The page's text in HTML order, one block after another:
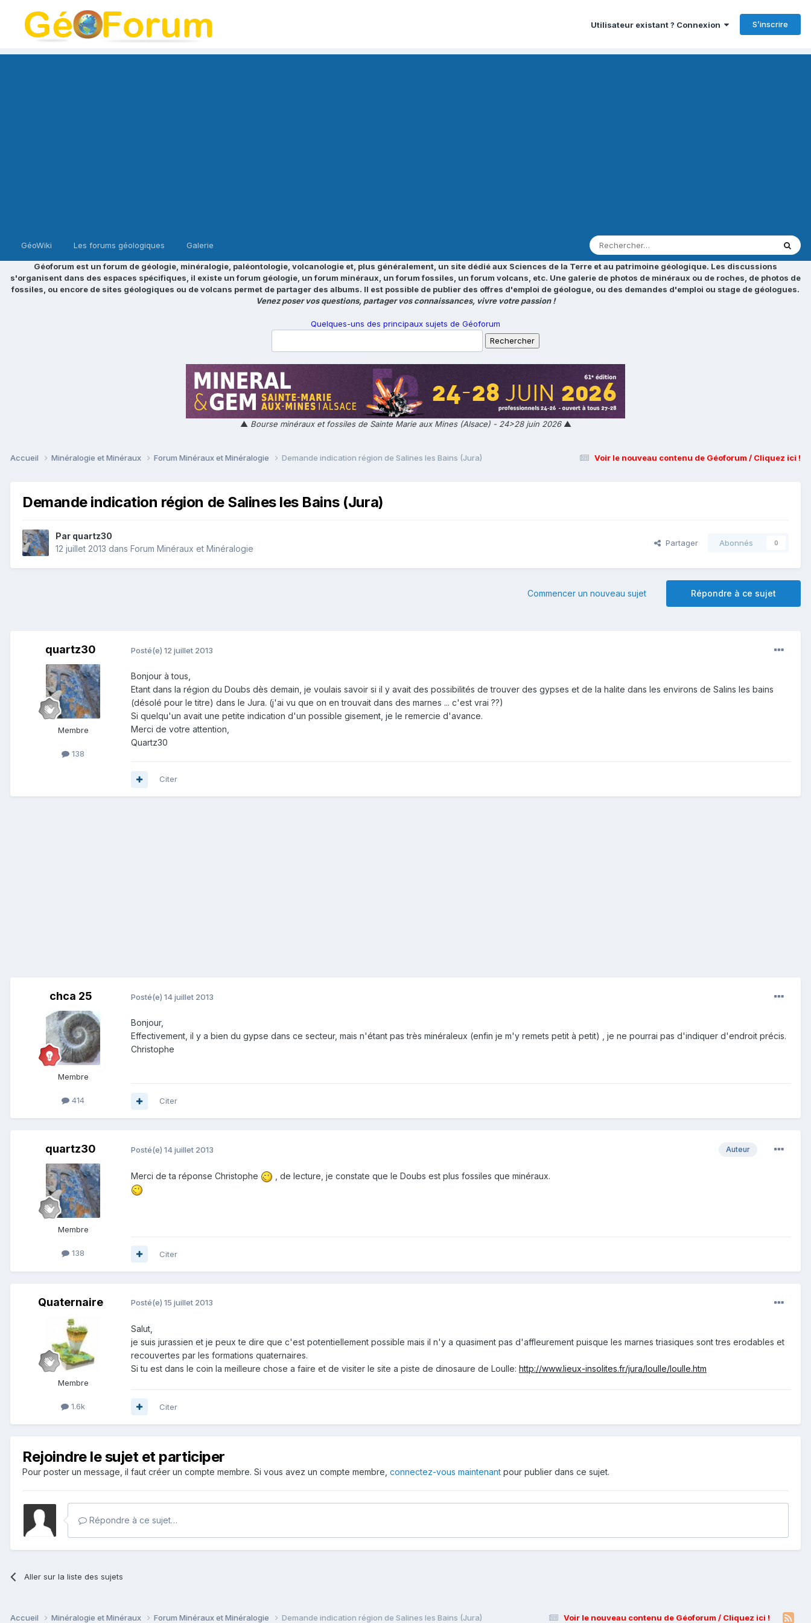
Utilisateur existant ? Connexion S’inscrire
GéoWiki Les forums géologiques Galerie
Géoforum est un forum de géologie, minéralogie, paléontologie, volcanologie et, plus généralement, un site dédié aux Sciences de la Terre et au patrimoine géologique. Les discussions
s'organisent dans des espaces spécifiques, il existe un forum géologie, un forum minéraux, un forum fossiles, un forum volcans, etc. Une galerie de photos de minéraux ou de roches, de photos de
fossiles, ou encore de sites géologiques ou de volcans permet de partager des albums. Il est possible de publier des offres d'emploi de géologue, ou des demandes d'emploi ou stage de géologues.
Venez poser vos questions, partager vos connaissances, vivre votre passion !
Quelques-uns des principaux sujets de Géoforum
▲ Bourse minéraux et fossiles de Sainte Marie aux Mines (Alsace) - 24>28 juin 2026▲
Voir le nouveau contenu de Géoforum / Cliquez ici !
Accueil Minéralogie et Minéraux Forum Minéraux et Minéralogie Demande indication région de Salines les Bains (Jura)
Demande indication région de Salines les Bains (Jura)
Par quartz30
12 juillet 2013 dans Forum Minéraux et Minéralogie
Partager Abonnés 0
Répondre à ce sujet
Commencer un nouveau sujet
quartz30
Membre
138
Posté(e) 12 juillet 2013
Bonjour à tous,
Etant dans la région du Doubs dès demain, je voulais savoir si il y avait des possibilités de trouver des gypses et de la halite dans les environs de Salins les bains
(désolé pour le titre) dans le Jura. (j'ai vu que on en trouvait dans des marnes ... c'est vrai ??)
Si quelqu'un avait une petite indication d'un possible gisement, je le remercie d'avance.
Merci de votre attention,
Quartz30
Citer
chca 25
Membre
414
Posté(e) 14 juillet 2013
Bonjour,
Effectivement, il y a bien du gypse dans ce secteur, mais n'étant pas très minéraleux (enfin je m'y remets petit à petit) , je ne pourrai pas d'indiquer d'endroit précis.
Christophe
Citer
quartz30
Membre
138
Auteur
Posté(e) 14 juillet 2013
Merci de ta réponse Christophe , de lecture, je constate que le Doubs est plus fossiles que minéraux.
Citer
Quaternaire
Membre
1.6k
Posté(e) 15 juillet 2013
Salut,
je suis jurassien et je peux te dire que c'est potentiellement possible mais il n'y a quasiment pas d'affleurement puisque les marnes triasiques sont tres erodables et
recouvertes par les formations quaternaires.
Si tu est dans le coin la meilleure chose a faire et de visiter le site a piste de dinosaure de Loulle: http://www.lieux-insolites.fr/jura/loulle/loulle.htm
Citer
Rejoindre le sujet et participer
Pour poster un message, il faut créer un compte membre. Si vous avez un compte membre, connectez-vous maintenant pour publier dans ce sujet.
Répondre à ce sujet…
Aller sur la liste des sujets
Voir le nouveau contenu de Géoforum / Cliquez ici !
Accueil Minéralogie et Minéraux Forum Minéraux et Minéralogie Demande indication région de Salines les Bains (Jura)